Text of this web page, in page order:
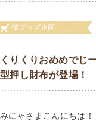
猫グッズ企画
くりくりおめめでじ
型押し財布が登場！
みにゃさまこんにちは！